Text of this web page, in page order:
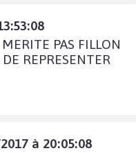
PAS FILLON
REPRESENTER
à 20:05:08